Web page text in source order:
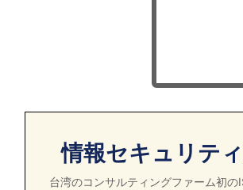
情報セキュリテ
台湾のコンサルティングファーム初